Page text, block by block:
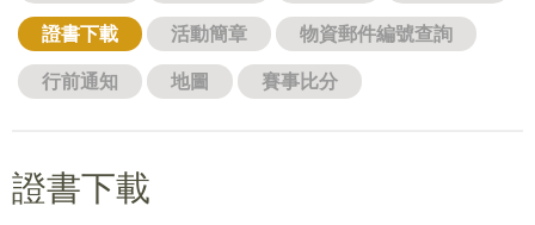
證書下載 活動簡章 物資郵件編號查詢
行前通知 地圖 賽事比分
證書下載